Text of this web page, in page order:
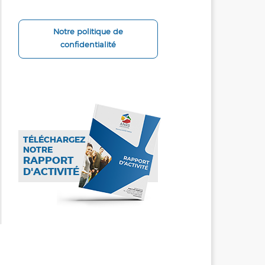
Notre politique de
confidentialité
TÉLÉCHARGEZ
NOTRE
RAPPORT
D'ACTIVITÉ